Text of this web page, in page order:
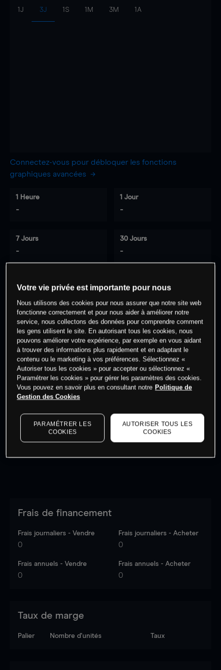
1J 3J 1S 1M 3M 1A
Connectez-vous pour débloquer les fonctions
graphiques avancées
1 Heure
-
1 Jour
-
7 Jours
-
30 Jours
-
0 % des clients ont une position à
cet actif
Commencez à trader
dernières données du marché.Log into see latest
market data
Frais de financement
Frais journaliers - Vendre
0
Frais journaliers - Acheter
0
Frais annuels - Vendre
0
Frais annuels - Acheter
0
Taux de marge
Palier Nombre d’unités Taux
Votre vie privée est importante pour nous
Nous utilisons des cookies pour nous assurer que notre site web
fonctionne correctement et pour nous aider à améliorer notre
service, nous collectons des données pour comprendre comment
les gens utilisent le site. En autorisant tous les cookies, nous
pouvons améliorer votre expérience, par exemple en vous aidant
à trouver des informations plus rapidement et en adaptant le
contenu ou le marketing à vos préférences. Sélectionnez «
Autoriser tous les cookies » pour accepter ou sélectionnez «
Paramétrer les cookies » pour gérer les paramètres des cookies.
Vous pouvez en savoir plus en consultant notre Politique de
Gestion des Cookies
PARAMÉTRER LES
COOKIES
AUTORISER TOUS LES
COOKIES